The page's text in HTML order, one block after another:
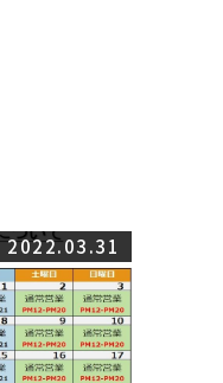
2022.03.31